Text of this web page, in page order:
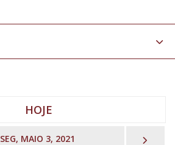
HOJE
SEG, MAIO 3, 2021